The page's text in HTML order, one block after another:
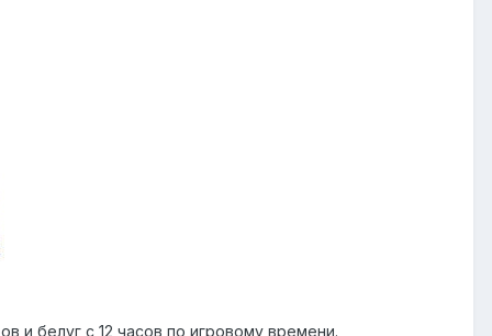
и белуг с 12 часов по игровому времени.